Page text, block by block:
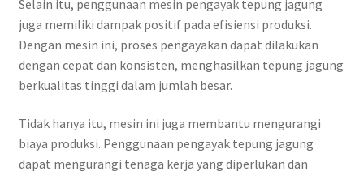
Selain itu, penggunaan mesin pengayak tepung jagung
juga memiliki dampak positif pada efisiensi produksi.
Dengan mesin ini, proses pengayakan dapat dilakukan
dengan cepat dan konsisten, menghasilkan tepung jagung
berkualitas tinggi dalam jumlah besar.
Tidak hanya itu, mesin ini juga membantu mengurangi
biaya produksi. Penggunaan pengayak tepung jagung
dapat mengurangi tenaga kerja yang diperlukan dan